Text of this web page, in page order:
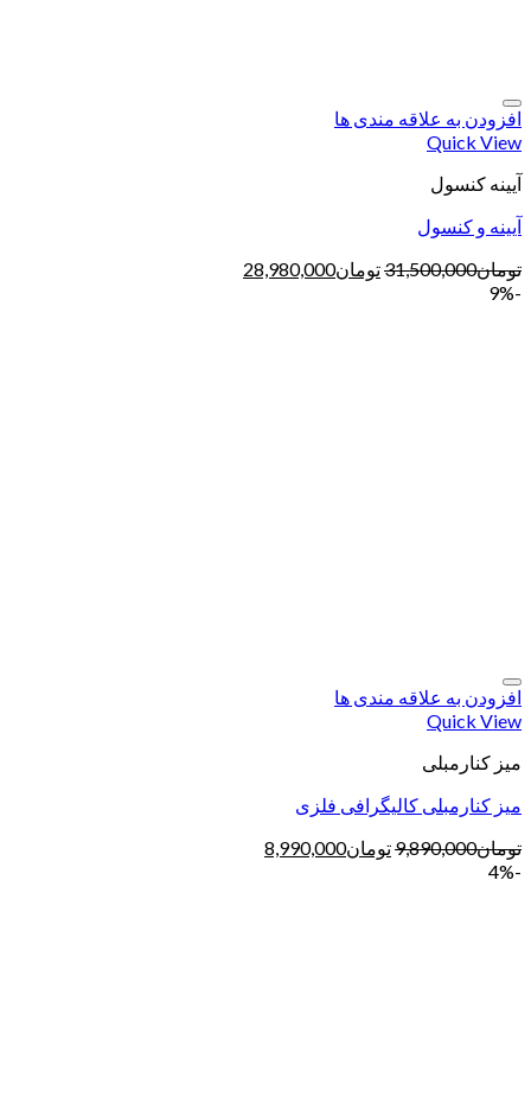
افزودن به علاقه مندی ها
Quick View
آیینه کنسول
آیینه و کنسول
تومان31,500,000تومان28,980,000
-9%
افزودن به علاقه مندی ها
Quick View
میز کنارمبلی
میز کنارمبلی کالیگرافی فلزی
تومان9,890,000تومان8,990,000
-4%